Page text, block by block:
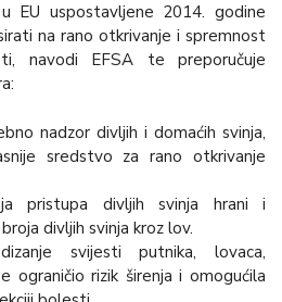
EU uspostavljene 2014. godine
na rano otkrivanje i spremnost
navodi EFSA te preporučuje
nadzor divljih i domaćih svinja,
sredstvo za rano otkrivanje
pristupa divljih svinja hrani i
divljih svinja kroz lov.
svijesti putnika, lovaca,
ograničio rizik širenja i omogućila